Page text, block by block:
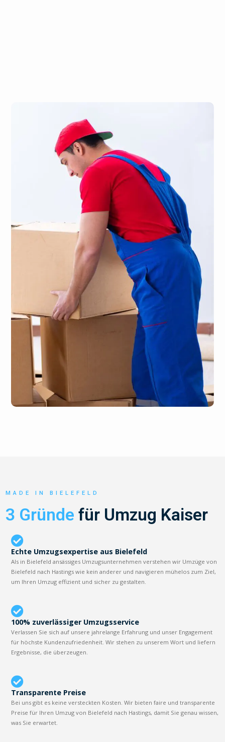
MADE IN BIELEFELD
3 Gründe für Umzug Kaiser
Echte Umzugsexpertise aus Bielefeld
Als in Bielefeld ansässiges Umzugsunternehmen verstehen wir Umzüge von
Bielefeld nach Hastings wie kein anderer und navigieren mühelos zum Ziel,
um Ihren Umzug effizient und sicher zu gestalten.
100% zuverlässiger Umzugsservice
Verlassen Sie sich auf unsere jahrelange Erfahrung und unser Engagement
für höchste Kundenzufriedenheit. Wir stehen zu unserem Wort und liefern
Ergebnisse, die überzeugen.
Transparente Preise
Bei uns gibt es keine versteckten Kosten. Wir bieten faire und transparente
Preise für Ihren Umzug von Bielefeld nach Hastings, damit Sie genau wissen,
was Sie erwartet.